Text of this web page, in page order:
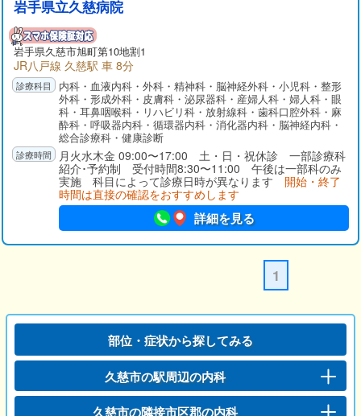
岩手県立久慈病院
岩手県久慈市旭町第10地割1
JR八戸線 久慈駅 車 8分
内科・血液内科・外科・精神科・脳神経外科・小児科・整形
外科・形成外科・皮膚科・泌尿器科・産婦人科・婦人科・眼
科・耳鼻咽喉科・リハビリ科・放射線科・歯科口腔外科・麻
酔科・呼吸器内科・循環器内科・消化器内科・脳神経内科・
総合診療科・健康診断
月火水木金 09:00〜17:00 土・日・祝休診 一部診療科
紹介･予約制 受付時間8:30〜11:00 午後は一部科のみ
実施 科目によって診療日時が異なります 開始・終了
時間は直接の確認をおすすめします
詳細を見る
1
部位・症状から探してみる
久慈市の駅周辺の内科
久慈市の隣接市区郡の内科